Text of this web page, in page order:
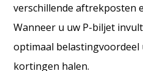
verschillende aftrekposten
Wanneer u uw P-biljet
optimaal belastingvoordeel
kortingen halen.